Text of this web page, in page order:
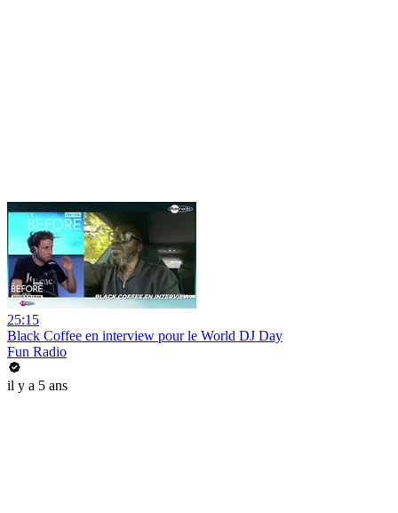
25:15
Black Coffee en interview pour le World DJ Day
Fun Radio
il y a 5 ans